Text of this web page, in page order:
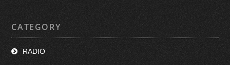
CATEGORY
RADIO